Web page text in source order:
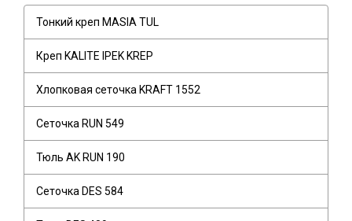
Тонкий креп MASIA TUL
Креп KALITE IPEK KREP
Хлопковая сеточка KRAFT 1552
Сеточка RUN 549
Тюль AK RUN 190
Сеточка DES 584